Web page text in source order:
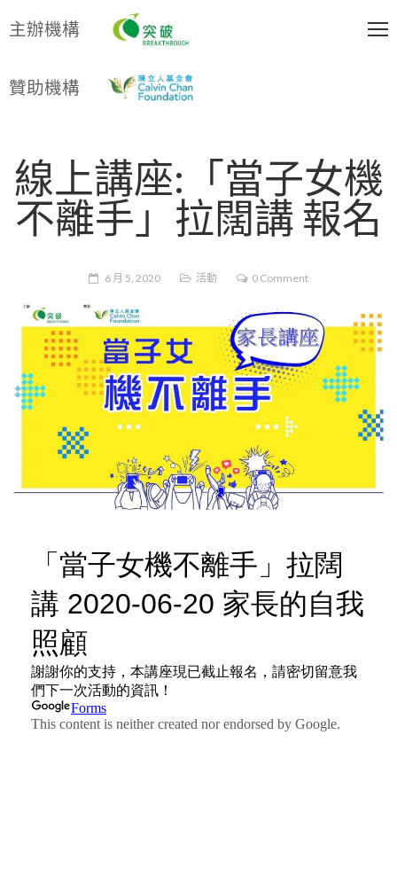
主辦機構
贊助機構
線上講座:「當子女機
不離手」拉闊講 報名
6 月 5, 2020 活動 0 Comment